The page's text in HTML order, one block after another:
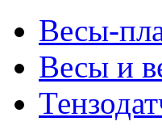
Весы-
Весы и